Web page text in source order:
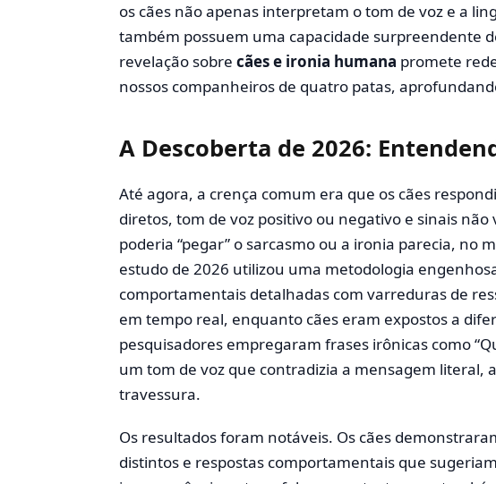
os cães não apenas interpretam o tom de voz e a
também possuem uma capacidade surpreendente
revelação sobre cães e ironia humana promete
nossos companheiros de quatro patas,
A Descoberta de 2026:
Até agora, a crença comum era que os cães
diretos, tom de voz positivo ou negativo e sinais
poderia “pegar” o sarcasmo ou a ironia parecia, no
estudo de 2026 utilizou uma metodologia
comportamentais detalhadas com varreduras de
em tempo real, enquanto cães eram expostos a
pesquisadores empregaram frases irônicas como
um tom de voz que contradizia a mensagem literal,
travessura.
Os resultados foram notáveis. Os cães
distintos e respostas comportamentais que